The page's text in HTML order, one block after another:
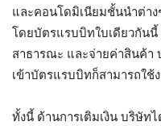
และคอนโดมิเนียมชั้นนำต่า
โดยบัตรแรบบิทใบเดียวกันนี้
สาธารณะ และจ่ายค่าสินค้า
เข้าบัตรแรบบิทก็สามารถใช้
ทั้งนี้ ด้านการเติมเงิน บริษัท